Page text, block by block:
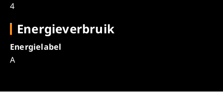
4
Energieverbruik
Energielabel
A